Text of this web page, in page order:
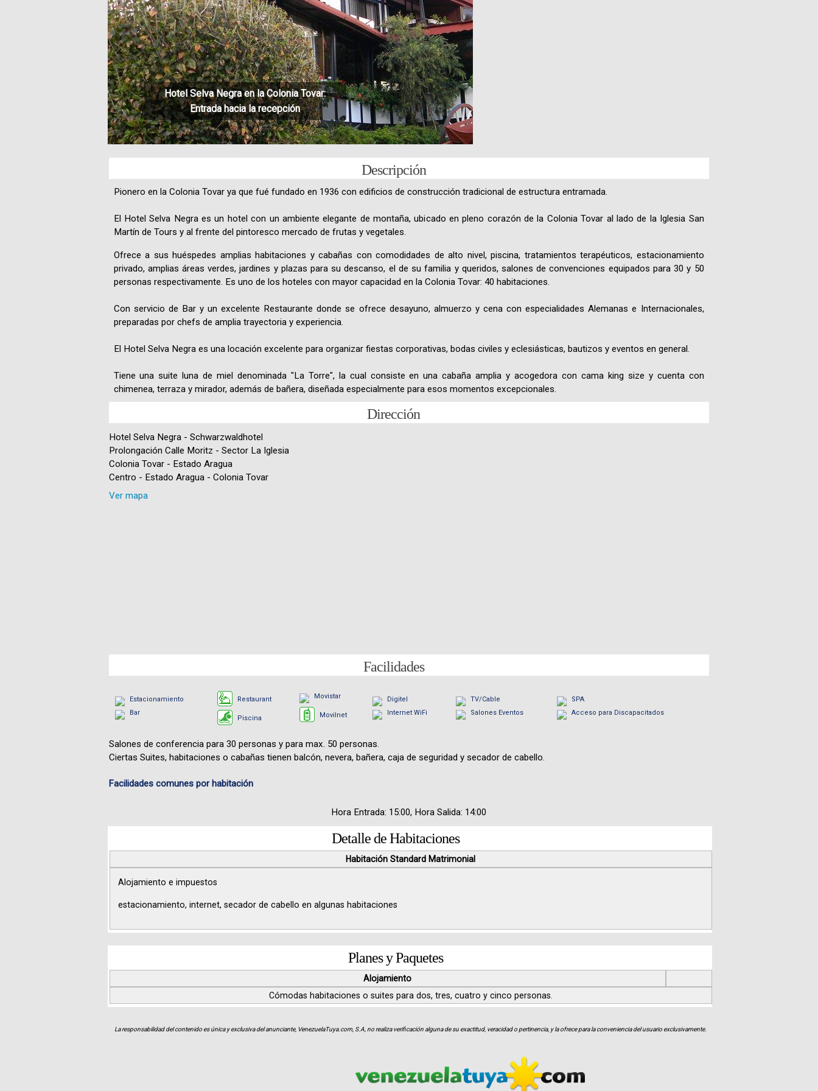
Hotel Selva Negra en la Colonia Tovar:
Entrada hacia la recepción
Descripción
Pionero en la Colonia Tovar ya que fué fundado en 1936 con edificios de construcción tradicional de estructura entramada.
El Hotel Selva Negra es un hotel con un ambiente elegante de montaña, ubicado en pleno corazón de la Colonia Tovar al lado de la Iglesia San
Martín de Tours y al frente del pintoresco mercado de frutas y vegetales.
Ofrece a sus huéspedes amplias habitaciones y cabañas con comodidades de alto nivel, piscina, tratamientos terapéuticos, estacionamiento
privado, amplias áreas verdes, jardines y plazas para su descanso, el de su familia y queridos, salones de convenciones equipados para 30 y 50
personas respectivamente. Es uno de los hoteles con mayor capacidad en la Colonia Tovar: 40 habitaciones.
Con servicio de Bar y un excelente Restaurante donde se ofrece desayuno, almuerzo y cena con especialidades Alemanas e Internacionales,
preparadas por chefs de amplia trayectoria y experiencia.
El Hotel Selva Negra es una locación excelente para organizar fiestas corporativas, bodas civiles y eclesiásticas, bautizos y eventos en general.
Tiene una suite luna de miel denominada "La Torre", la cual consiste en una cabaña amplia y acogedora con cama king size y cuenta con
chimenea, terraza y mirador, además de bañera, diseñada especialmente para esos momentos excepcionales.
Dirección
Hotel Selva Negra - Schwarzwaldhotel
Prolongación Calle Moritz - Sector La Iglesia
Colonia Tovar - Estado Aragua
Centro - Estado Aragua - Colonia Tovar
Ver mapa
Facilidades
Estacionamiento
Bar
Restaurant
Piscina
Movistar
Movilnet
Digitel
Internet WiFi
TV/Cable
Salones Eventos
SPA
Acceso para Discapacitados
Salones de conferencia para 30 personas y para max. 50 personas.
Ciertas Suites, habitaciones o cabañas tienen balcón, nevera, bañera, caja de seguridad y secador de cabello.
Facilidades comunes por habitación
Hora Entrada: 15:00, Hora Salida: 14:00
Detalle de Habitaciones
Habitación Standard Matrimonial
Alojamiento e impuestos
estacionamiento, internet, secador de cabello en algunas habitaciones
Planes y Paquetes
Alojamiento
Cómodas habitaciones o suites para dos, tres, cuatro y cinco personas.
La responsabilidad del contenido es única y exclusiva del anunciante, VenezuelaTuya.com, S.A, no realiza verificación alguna de su exactitud, veracidad o pertinencia, y la ofrece para la conveniencia del usuario exclusivamente.